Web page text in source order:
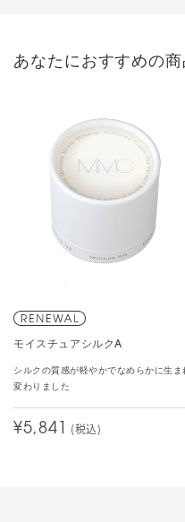
あなたにおすすめの商
モイスチュアシルクA
シルクの質感が軽やかでなめらかに生ま
変わりました
¥5,841 (税込)